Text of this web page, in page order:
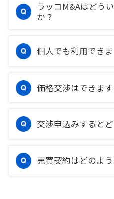
ラッコM&Aはどう
か？
個人でも利用でき
価格交渉はできます
交渉申込みすると
売買契約はどのよ